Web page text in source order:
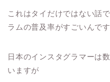
これはタイだけではない話
ラムの普及率がすごいんです
日本のインスタグラマーは
いますが